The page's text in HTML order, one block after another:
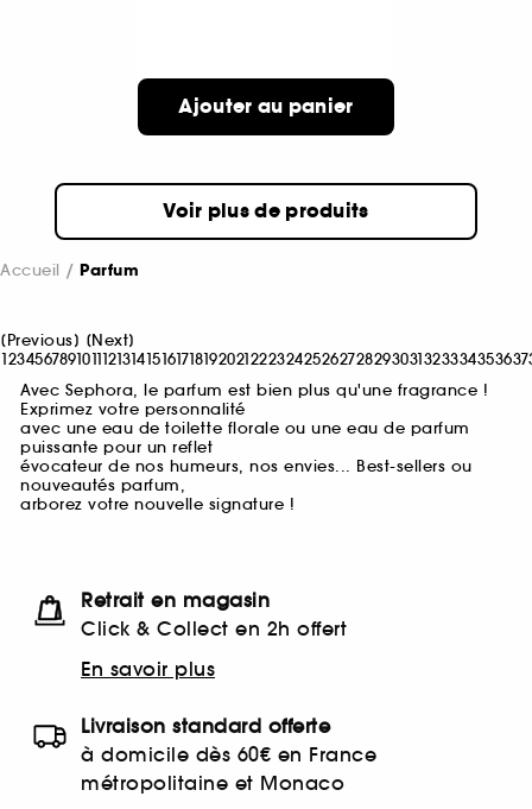
Ajouter au panier
Voir plus de produits
Accueil Parfum
[Previous] [Next]
12345678910111213141516171819202122232425262728293031323334353637
Avec Sephora, le parfum est bien plus qu'une fragrance !
Exprimez votre personnalité
avec une eau de toilette florale ou une eau de parfum
puissante pour un reflet
évocateur de nos humeurs, nos envies... Best-sellers ou
nouveautés parfum,
arborez votre nouvelle signature !
Retrait en magasin
Click & Collect en 2h offert
En savoir plus
Livraison standard offerte
à domicile dès 60€ en France
métropolitaine et Monaco